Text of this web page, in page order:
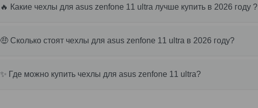
🔥 Какие чехлы для asus zenfone 11 ultra лучше купить в 2026 году ?
🤑 Сколько стоят чехлы для asus zenfone 11 ultra в 2026 году?
✨ Где можно купить чехлы для asus zenfone 11 ultra?